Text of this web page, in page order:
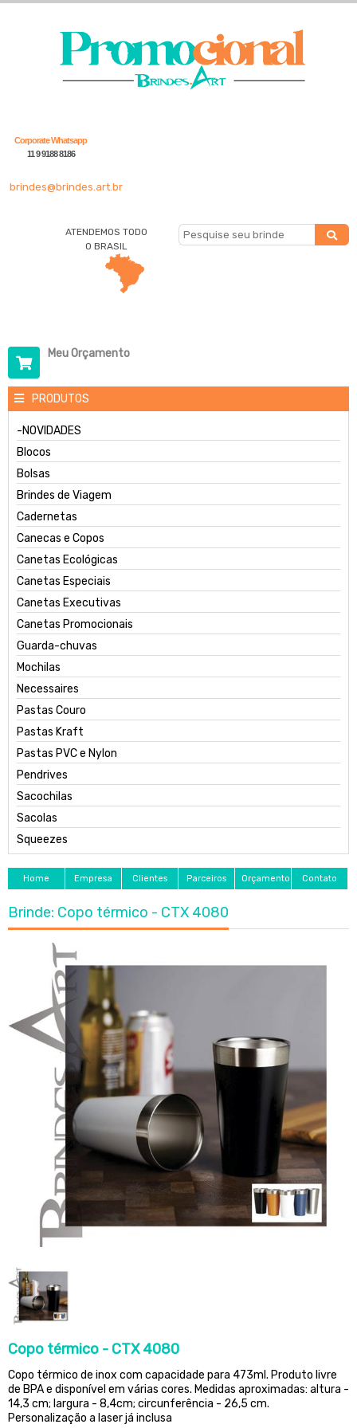
Corporate Whatsapp
11 9 9188 8186
brindes@brindes.art.br
ATENDEMOS TODO
O BRASIL
Meu Orçamento
PRODUTOS
-NOVIDADES
Blocos
Bolsas
Brindes de Viagem
Cadernetas
Canecas e Copos
Canetas Ecológicas
Canetas Especiais
Canetas Executivas
Canetas Promocionais
Guarda-chuvas
Mochilas
Necessaires
Pastas Couro
Pastas Kraft
Pastas PVC e Nylon
Pendrives
Sacochilas
Sacolas
Squeezes
Home Empresa Clientes Parceiros Orçamento Contato
Brinde: Copo térmico - CTX 4080
Copo térmico - CTX 4080
Copo térmico de inox com capacidade para 473ml. Produto livre
de BPA e disponível em várias cores. Medidas aproximadas: altura -
14,3 cm; largura - 8,4cm; circunferência - 26,5 cm.
Personalização a laser já inclusa